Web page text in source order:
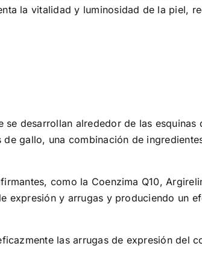
la vitalidad y luminosidad de la piel,
desarrollan alrededor de las
gallo, una combinación de
como la Coenzima Q10,
expresión y arrugas y produciendo un
las arrugas de expresión del